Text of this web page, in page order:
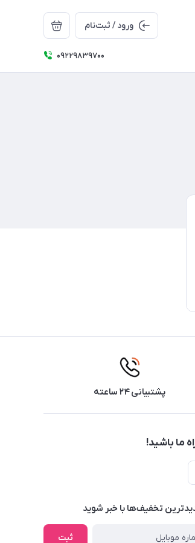
ورود / ثبت‌نام
09229839700
پشتیبانی ۲۴ ساعته
ما باشید!
تخفیف‌ها با‌ خبر شوید
ثبت